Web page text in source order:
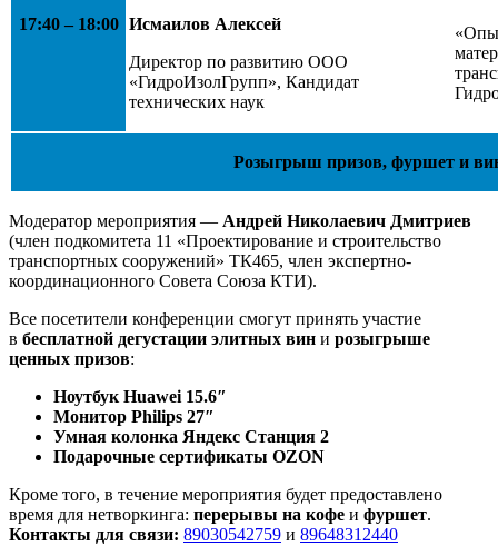
17:40 – 18:00 Исмаилов Алексей
Директор по развитию ООО
«ГидроИзолГрупп», Кандидат
технических наук
Розыгрыш призов, фуршет и
Модератор мероприятия — Андрей Николаевич Дмитриев
(член подкомитета 11 «Проектирование и строительство
транспортных сооружений» ТК465, член экспертно-
координационного Совета Союза КТИ).
Все посетители конференции смогут принять участие
в бесплатной дегустации элитных вин и розыгрыше
ценных призов:
Ноутбук Huawei 15.6″
Монитор Philips 27″
Умная колонка Яндекс Станция 2
Подарочные сертификаты OZON
Кроме того, в течение мероприятия будет предоставлено
время для нетворкинга: перерывы на кофе и фуршет.
Контакты для связи: 89030542759 и 89648312440